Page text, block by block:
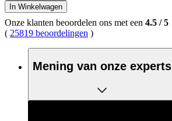
In Winkelwagen
Onze klanten beoordelen ons met een 4.5 /5
( 25819 beoordelingen )
Mening van onze experts